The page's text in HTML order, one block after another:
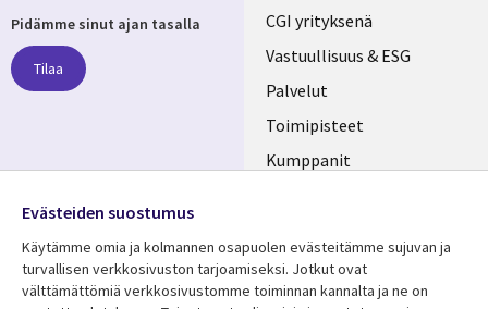
Useful
links
FINLAND
CGI yrityksenä
Vastuullisuus & ESG
Palvelut
Toimipisteet
Kumppanit
Pidämme sinut ajan tasalla
Tilaa
Media
FINLAND
Evästeiden suostumus
Käytämme omia ja kolmannen osapuolen evästeitämme sujuvan ja
turvallisen verkkosivuston tarjoamiseksi. Jotkut ovat
välttämättömiä verkkosivustomme toiminnan kannalta ja ne on